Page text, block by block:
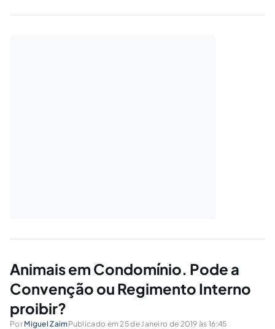
exigidos pelo Código Civil, com o objetivo de materializar e
Animais em Condomínio. Pode a
Convenção ou Regimento Interno
proibir?
Por Miguel ZaimPublicado em 25 de Janeiro de 2019 às 16:45